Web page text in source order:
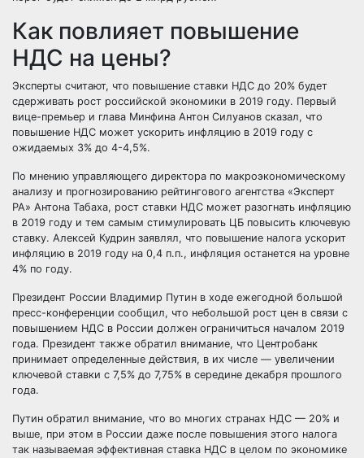
Как повлияет повышение
НДС на цены?
Эксперты считают, что повышение ставки НДС до 20% будет
сдерживать рост российской экономики в 2019 году. Первый
вице-премьер и глава Минфина Антон Силуанов сказал, что
повышение НДС может ускорить инфляцию в 2019 году с
ожидаемых 3% до 4-4,5%.
По мнению управляющего директора по макроэкономическому
анализу и прогнозированию рейтингового агентства «Эксперт
РА» Антона Табаха, рост ставки НДС может разогнать инфляцию
в 2019 году и тем самым стимулировать ЦБ повысить ключевую
ставку. Алексей Кудрин заявлял, что повышение налога ускорит
инфляцию в 2019 году на 0,4 п.п., инфляция останется на уровне
4% по году.
Президент России Владимир Путин в ходе ежегодной большой
пресс-конференции сообщил, что небольшой рост цен в связи с
повышением НДС в России должен ограничиться началом 2019
года. Президент также обратил внимание, что Центробанк
принимает определенные действия, в их числе — увеличении
ключевой ставки с 7,5% до 7,75% в середине декабря прошлого
года.
Путин обратил внимание, что во многих странах НДС — 20% и
выше, при этом в России даже после повышения этого налога
так называемая эффективная ставка НДС в целом по экономике